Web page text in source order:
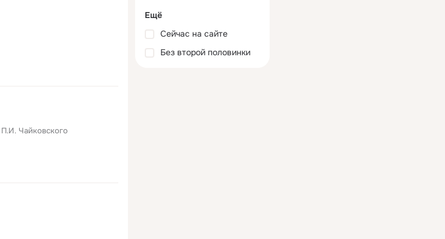
Чайковского
Ещё
Сейчас на сайте
Без второй половинки